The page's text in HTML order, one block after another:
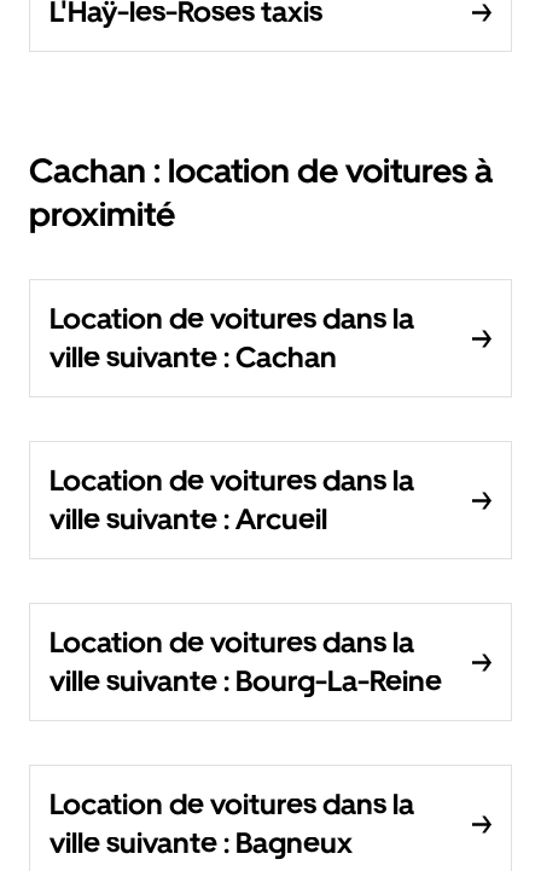
L'Haÿ-les-Roses taxis
Cachan : location de voitures à
proximité
Location de voitures dans la
ville suivante : Cachan
Location de voitures dans la
ville suivante : Arcueil
Location de voitures dans la
ville suivante : Bourg-La-Reine
Location de voitures dans la
ville suivante : Bagneux